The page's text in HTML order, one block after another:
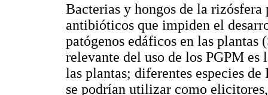
Bacterias y hongos de la
antibióticos que impiden el
patógenos edáficos en las
relevante del uso de los PGPM
las plantas; diferentes especies de
se podrían utilizar como